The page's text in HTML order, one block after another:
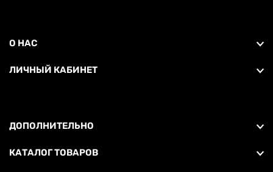
О НАС
ЛИЧНЫЙ КАБИНЕТ
ДОПОЛНИТЕЛЬНО
КАТАЛОГ ТОВАРОВ